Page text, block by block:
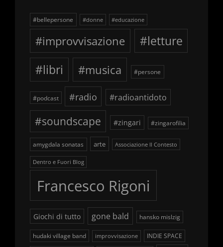
#bellepersone #donne #educazione
#improvvisazione
#letture
#libri
#musica #persone
#podcast #radio #radioantidoto
#soundscape #zingari #zingarofilia
amygdala sonatas arte Associazione Il Contesto
Dentro e Fuori Blog
Francesco Rigoni
Giochi di tutto gone bald hansko mislzig
hudaki village band improvvisazione INDIE SPACE